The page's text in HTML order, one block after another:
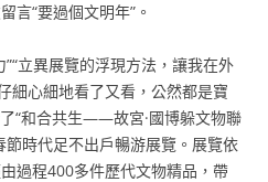
言“要過個文明年”。
立異展覽的浮現方法，讓我在外
細心細地看了又看，公然都是寶
“和合共生——故宮·國博躲文物聯
節時代足不出戶暢游展覽。展覽依
過程400多件歷代文物精品，帶